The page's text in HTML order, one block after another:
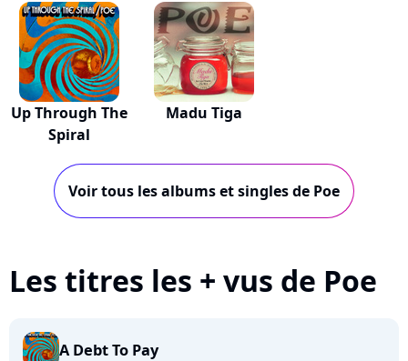
Up Through The
Spiral
Madu Tiga
Voir tous les albums et singles de Poe
Les titres les + vus de Poe
A Debt To Pay